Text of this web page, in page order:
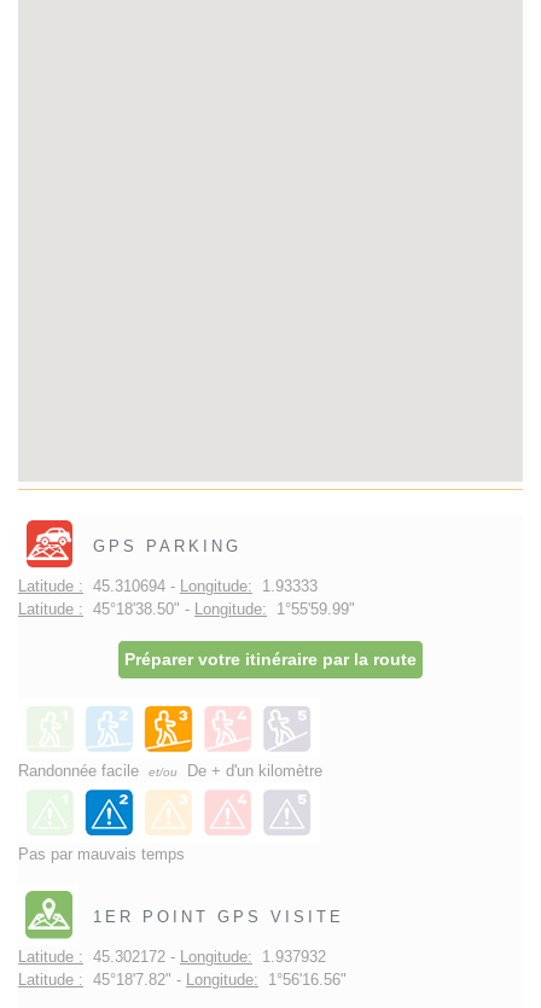
GPS PARKING
Latitude : 45.310694 - Longitude: 1.93333
Latitude : 45°18'38.50" - Longitude: 1°55'59.99"
Préparer votre itinéraire par la route
Randonnée facile et/ou De + d'un kilomètre
Pas par mauvais temps
1ER POINT GPS VISITE
Latitude : 45.302172 - Longitude: 1.937932
Latitude : 45°18'7.82" - Longitude: 1°56'16.56"